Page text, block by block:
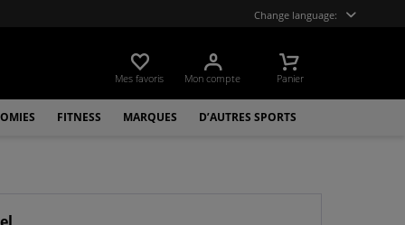
Change language:
Mes favoris Mon compte Panier
FITNESS MARQUES D’AUTRES SPORTS